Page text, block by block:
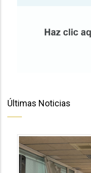
Últimas Noticias